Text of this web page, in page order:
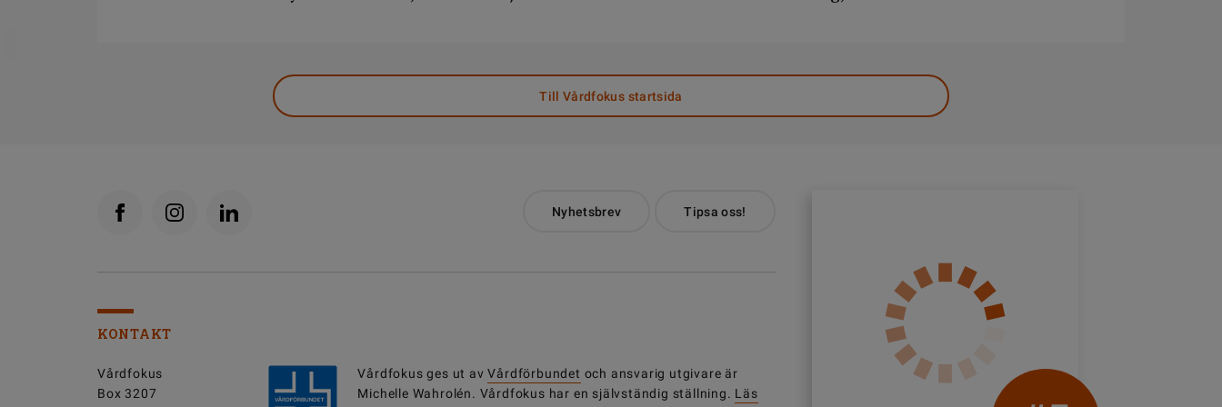
Till Vårdfokus startsida
Nyhetsbrev Tipsa oss!
KONTAKT
Vårdfokus
Box 3207
Vårdfokus ges ut avVårdförbundet och ansvarig utgivare är
Michelle Wahrolén. Vårdfokus har en självständig ställning. Läs